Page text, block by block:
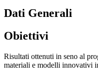
Dati Generali
Obiettivi
Risultati ottenuti in seno al
materiali e modelli innovativi